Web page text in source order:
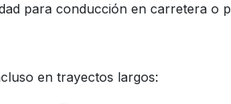
para conducción en carretera o
en trayectos largos: